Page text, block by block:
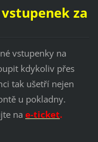
za
vstupenky na
kdykoliv přes
tak ušetří nejen
u pokladny.
na e-ticket.